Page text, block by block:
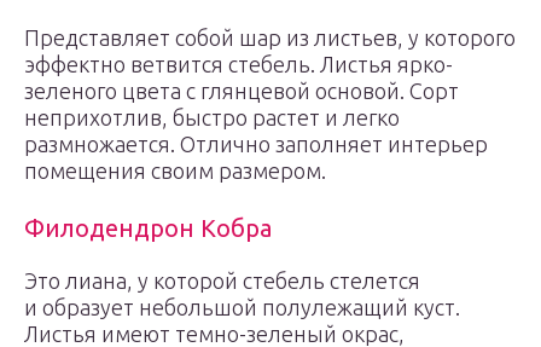
Представляет собой шар из листьев, у которого
эффектно ветвится стебель. Листья ярко-
зеленого цвета с глянцевой основой. Сорт
неприхотлив, быстро растет и легко
размножается. Отлично заполняет интерьер
помещения своим размером.
Филодендрон Кобра
Это лиана, у которой стебель стелется
и образует небольшой полулежащий куст.
Листья имеют темно-зеленый окрас,